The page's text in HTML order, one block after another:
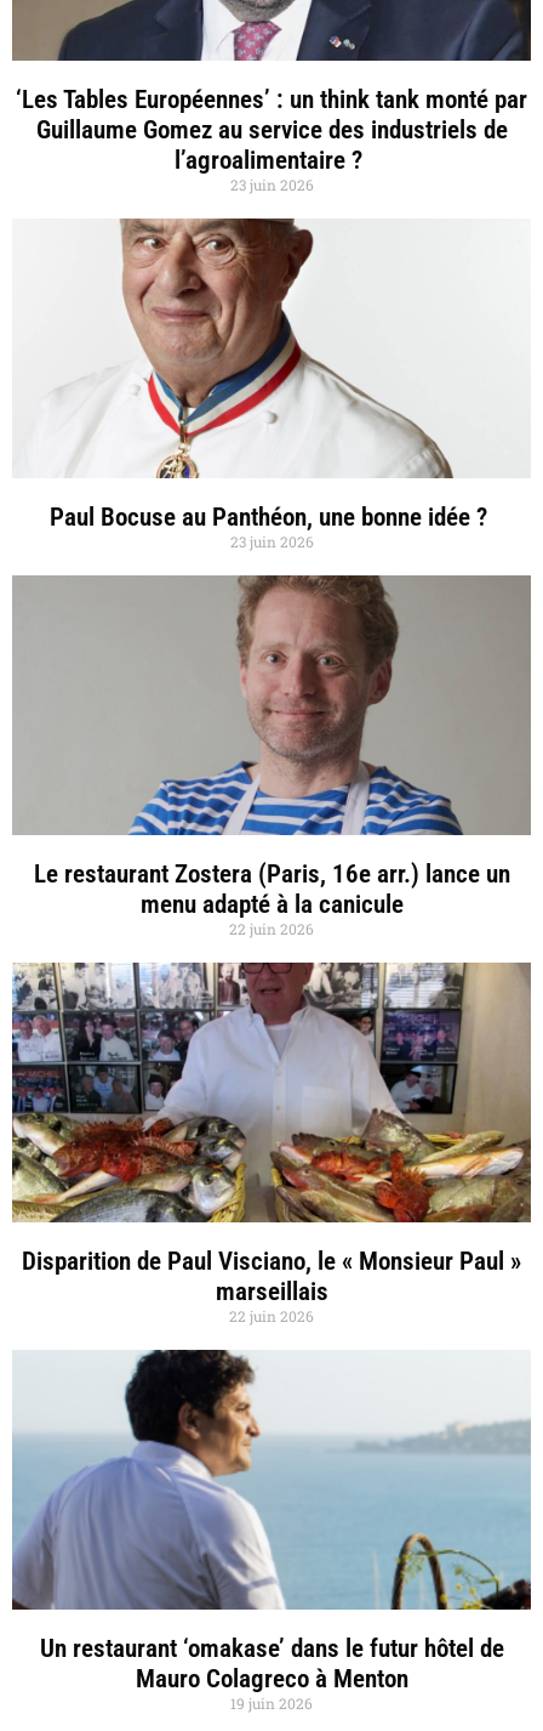
‘Les Tables Européennes’ : un think tank monté par
Guillaume Gomez au service des industriels de
l’agroalimentaire ?
23 juin 2026
Paul Bocuse au Panthéon, une bonne idée ?
23 juin 2026
Le restaurant Zostera (Paris, 16e arr.) lance un
menu adapté à la canicule
22 juin 2026
Disparition de Paul Visciano, le « Monsieur Paul »
marseillais
22 juin 2026
Un restaurant ‘omakase’ dans le futur hôtel de
Mauro Colagreco à Menton
19 juin 2026